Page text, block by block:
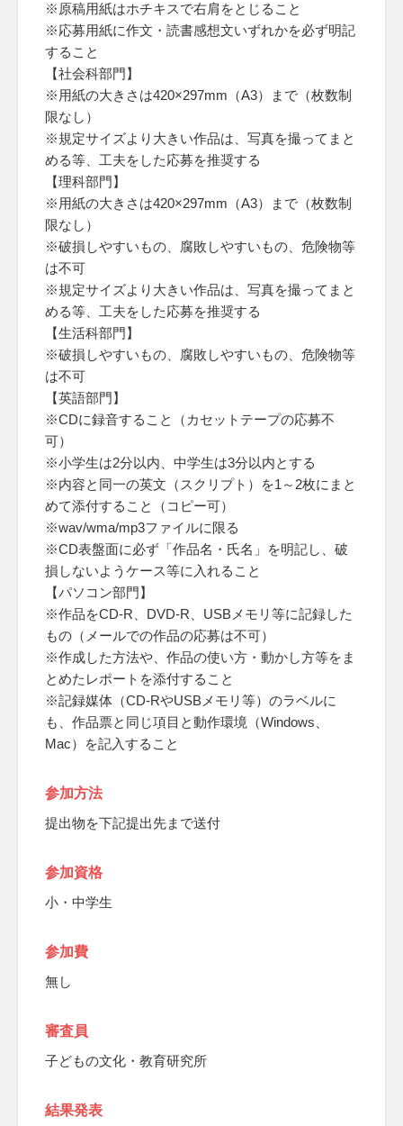
※原稿用紙はホチキスで右肩をとじること
※応募用紙に作文・読書感想文いずれかを必ず明記
すること
【社会科部門】
※用紙の大きさは420×297mm（A3）まで（枚数制
限なし）
※規定サイズより大きい作品は、写真を撮ってまと
める等、工夫をした応募を推奨する
【理科部門】
※用紙の大きさは420×297mm（A3）まで（枚数制
限なし）
※破損しやすいもの、腐敗しやすいもの、危険物等
は不可
※規定サイズより大きい作品は、写真を撮ってまと
める等、工夫をした応募を推奨する
【生活科部門】
※破損しやすいもの、腐敗しやすいもの、危険物等
は不可
【英語部門】
※CDに録音すること（カセットテープの応募不
可）
※小学生は2分以内、中学生は3分以内とする
※内容と同一の英文（スクリプト）を1～2枚にまと
めて添付すること（コピー可）
※wav/wma/mp3ファイルに限る
※CD表盤面に必ず「作品名・氏名」を明記し、破
損しないようケース等に入れること
【パソコン部門】
※作品をCD-R、DVD-R、USBメモリ等に記録した
もの（メールでの作品の応募は不可）
※作成した方法や、作品の使い方・動かし方等をま
とめたレポートを添付すること
※記録媒体（CD-RやUSBメモリ等）のラベルに
も、作品票と同じ項目と動作環境（Windows、
Mac）を記入すること
参加方法
提出物を下記提出先まで送付
参加資格
小・中学生
参加費
無し
審査員
子どもの文化・教育研究所
結果発表